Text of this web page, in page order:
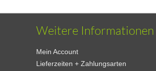
Weitere Informationen
Mein Account
Lieferzeiten + Zahlungsarten